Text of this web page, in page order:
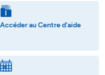
Accéder au Centre d'aide